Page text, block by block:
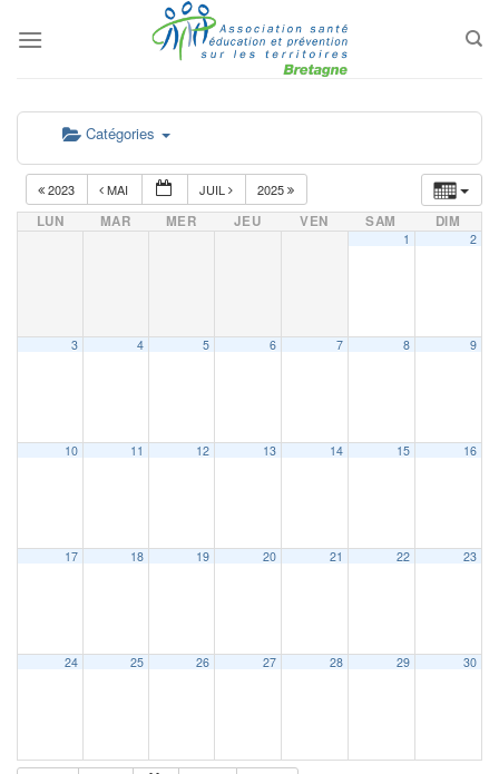
au
Catégories
2023 MAI JUIL 2025
LUN MAR MER JEU VEN SAM DIM
1 2
3 4 5 6 7 8 9
10 11 12 13 14 15 16
17 18 19 20 21 22 23
24 25 26 27 28 29 30